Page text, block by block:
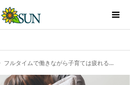
フルタイムで働きながら子育ては疲れる！原因や疲れたときの対処法をご紹介